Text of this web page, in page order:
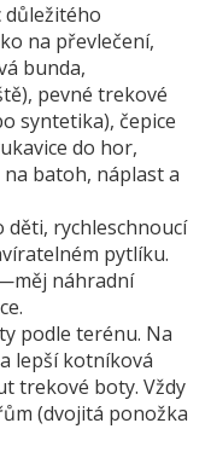
důležitého
na převlečení,
bunda,
pevné trekové
syntetika), čepice
do hor,
batoh, náplast a
děti, rychleschnoucí
pytlíku.
náhradní
podle terénu. Na
lepší kotníková
trekové boty. Vždy
(dvojitá ponožka